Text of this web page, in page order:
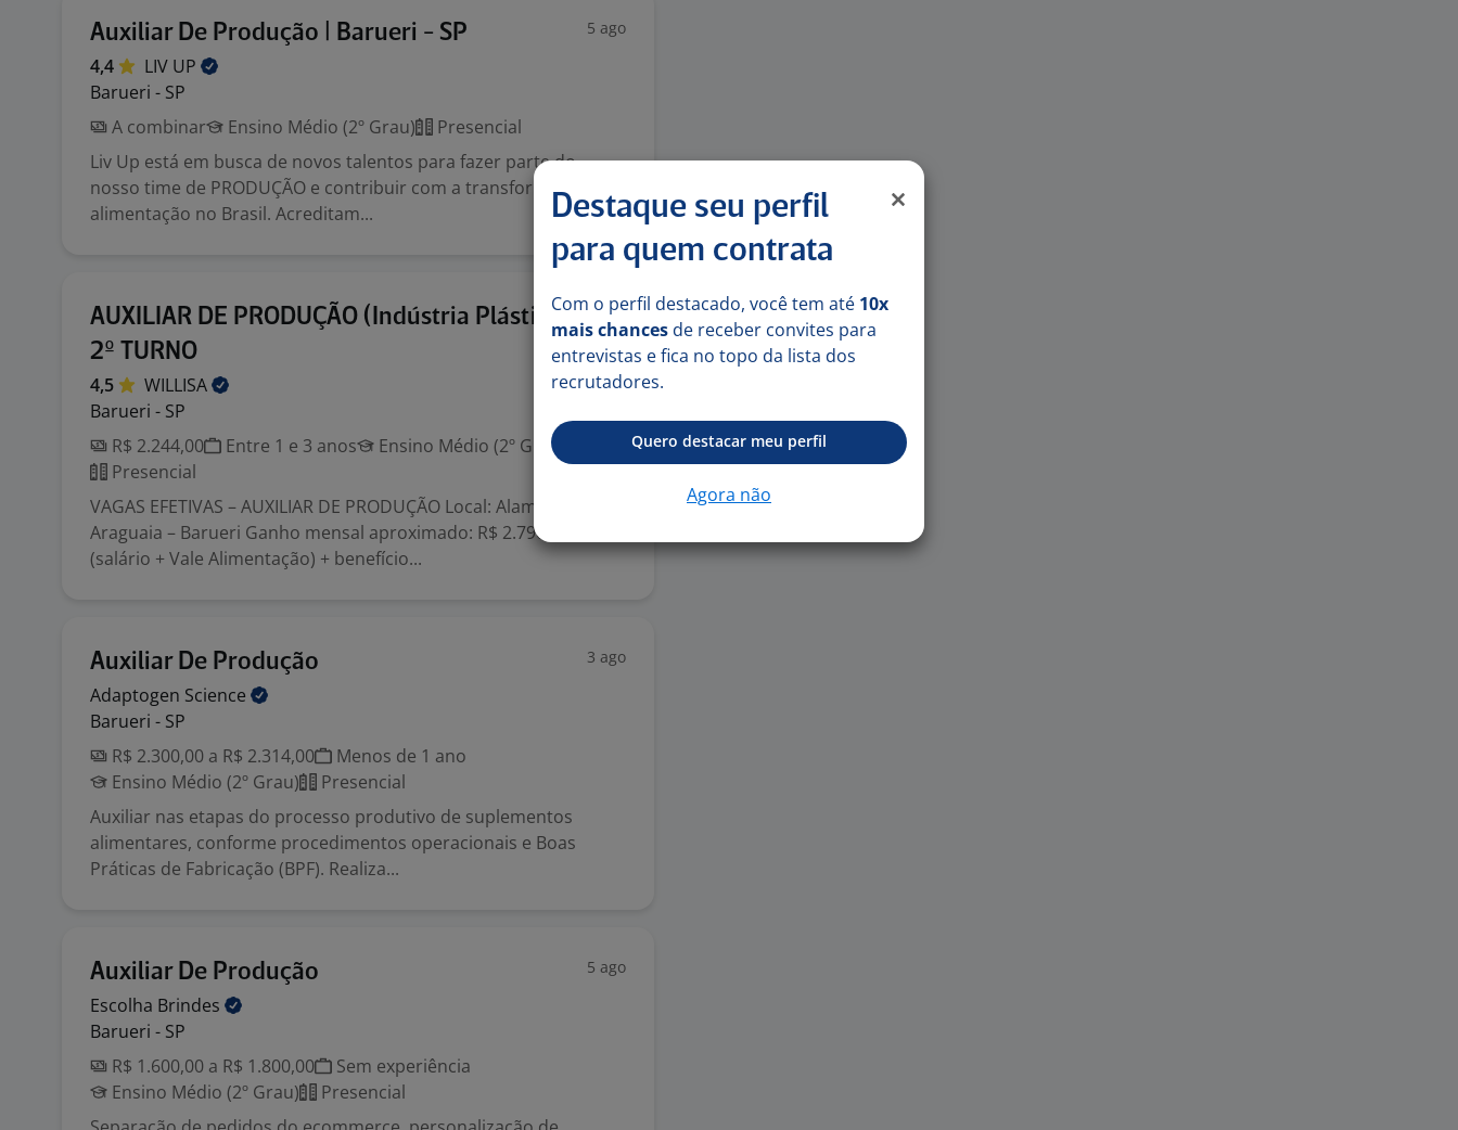
Auxiliar De Produção | Barueri - SP 5 ago
4,4 LIV UP
Barueri - SP
A combinar
Ensino Médio (2º Grau)
Presencial
Liv Up está em busca de novos talentos para fazer parte do
nosso time de PRODUÇÃO e contribuir com a transformação da
alimentação no Brasil. Acreditam...
AUXILIAR DE PRODUÇÃO (Indústria Plástica) -
2º TURNO
4 ago
4,5
WILLISA
Barueri - SP
R$ 2.244,00
Entre 1 e 3 anos
Ensino Médio (2º Grau)
Presencial
VAGAS EFETIVAS – AUXILIAR DE PRODUÇÃO Local: Alameda
Araguaia – Barueri Ganho mensal aproximado: R$ 2.790,00
(salário + Vale Alimentação) + benefício...
Auxiliar De Produção 3 ago
Adaptogen Science
Barueri - SP
R$ 2.300,00 a R$ 2.314,00
Menos de 1 ano
Ensino Médio (2º Grau)
Presencial
Auxiliar nas etapas do processo produtivo de suplementos
alimentares, conforme procedimentos operacionais e Boas
Práticas de Fabricação (BPF). Realiza...
Auxiliar De Produção 5 ago
Escolha Brindes
Barueri - SP
R$ 1.600,00 a R$ 1.800,00
Sem experiência
Ensino Médio (2º Grau)
Presencial
Destaque seu perfil
para quem contrata
Com o perfil destacado, você tem até 10x
mais chances de receber convites para
entrevistas e fica no topo da lista dos
recrutadores.
Quero destacar meu perfil
Agora não